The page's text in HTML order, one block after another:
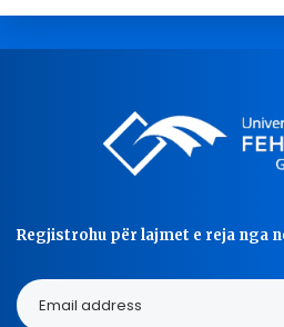
Regjistrohu për lajmet e reja nga